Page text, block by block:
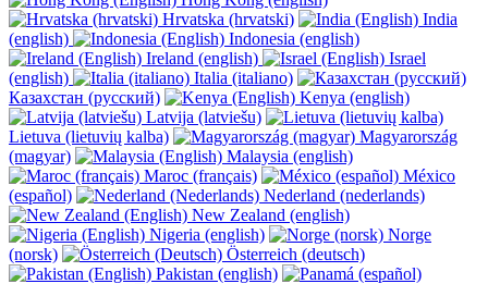
Hrvatska (hrvatski)
India
(english)
Indonesia (english)
Ireland (english)
Israel
(english)
Italia (italiano)
Казахстан (русский)
Kenya (english)
Latvija (latviešu)
Lietuva (lietuvių kalba)
Magyarország
(magyar)
Malaysia (english)
Maroc (français)
México
(español)
Nederland (nederlands)
New Zealand (english)
Nigeria (english)
Norge
(norsk)
Österreich (deutsch)
Pakistan (english)